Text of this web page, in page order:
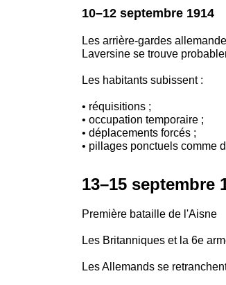
10–12 septembre 1914
Les arrière-gardes
Laversine se trouve
Les habitants subissent :
• réquisitions ;
• occupation temporaire ;
• déplacements forcés ;
• pillages ponctuels comme
13–15 septembre
Première bataille de l'Aisne
Les Britanniques et la 6e
Les Allemands se